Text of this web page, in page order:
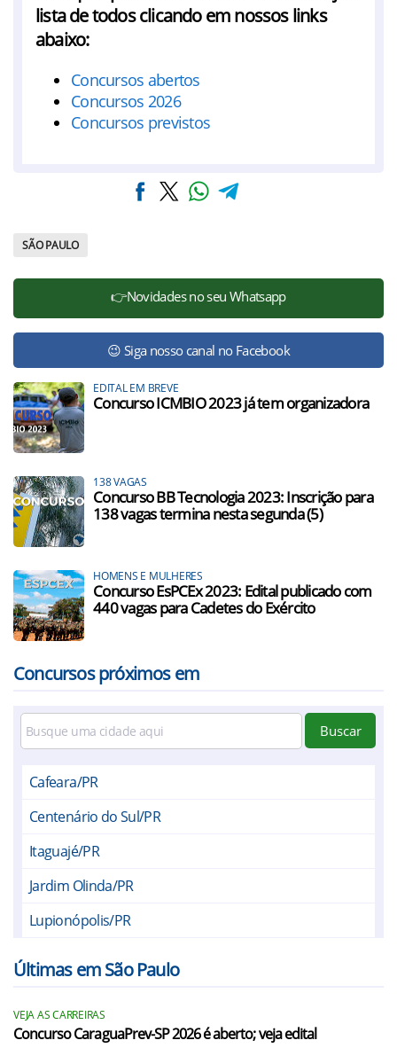
lista de todos clicando em nossos links
abaixo:
Concursos abertos
Concursos 2026
Concursos previstos
SÃO PAULO
👉Novidades no seu Whatsapp
😉 Siga nosso canal no Facebook
EDITAL EM BREVE
Concurso ICMBIO 2023 já tem organizadora
138 VAGAS
Concurso BB Tecnologia 2023: Inscrição para
138 vagas termina nesta segunda (5)
HOMENS E MULHERES
Concurso EsPCEx 2023: Edital publicado com
440 vagas para Cadetes do Exército
Concursos próximos em
Buscar
Cafeara/PR
Centenário do Sul/PR
Itaguajé/PR
Jardim Olinda/PR
Lupionópolis/PR
Santo Inácio/PR
Últimas em São Paulo
VEJA AS CARREIRAS
Concurso CaraguaPrev-SP 2026 é aberto; veja edital